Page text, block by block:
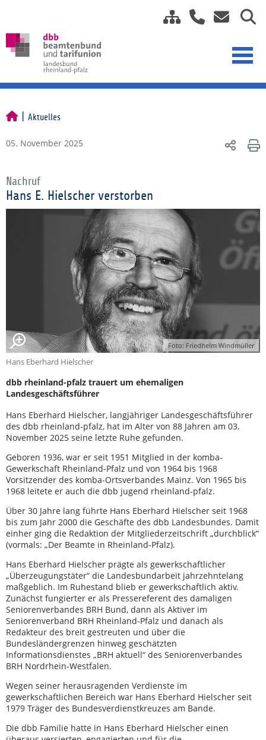
Aktuelles
05. November 2025
Nachruf
Hans E. Hielscher verstorben
Foto: Friedhelm Windmüller
Hans Eberhard Hielscher
dbb rheinland-pfalz trauert um ehemaligen
Landesgeschäftsführer
Hans Eberhard Hielscher, langjähriger Landesgeschäftsführer
des dbb rheinland-pfalz, hat im Alter von 88 Jahren am 03.
November 2025 seine letzte Ruhe gefunden.
Geboren 1936, war er seit 1951 Mitglied in der komba-
Gewerkschaft Rheinland-Pfalz und von 1964 bis 1968
Vorsitzender des komba-Ortsverbandes Mainz. Von 1965 bis
1968 leitete er auch die dbb jugend rheinland-pfalz.
Über 30 Jahre lang führte Hans Eberhard Hielscher seit 1968
bis zum Jahr 2000 die Geschäfte des dbb Landesbundes. Damit
einher ging die Redaktion der Mitgliederzeitschrift „durchblick“
(vormals: „Der Beamte in Rheinland-Pfalz).
Hans Eberhard Hielscher prägte als gewerkschaftlicher
„Überzeugungstäter“ die Landesbundarbeit jahrzehntelang
maßgeblich. Im Ruhestand blieb er gewerkschaftlich aktiv.
Zunächst fungierter er als Pressereferent des damaligen
Seniorenverbandes BRH Bund, dann als Aktiver im
Seniorenverband BRH Rheinland-Pfalz und danach als
Redakteur des breit gestreuten und über die
Bundesländergrenzen hinweg geschätzten
Informationsdienstes „BRH aktuell“ des Seniorenverbandes
BRH Nordrhein-Westfalen.
Wegen seiner herausragenden Verdienste im
gewerkschaftlichen Bereich war Hans Eberhard Hielscher seit
1979 Träger des Bundesverdienstkreuzes am Bande.
Die dbb Familie hatte in Hans Eberhard Hielscher einen